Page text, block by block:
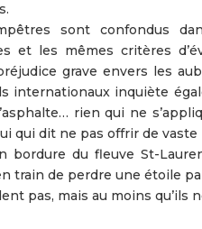
sont confondus
et les mêmes critères
grave envers les
internationaux inquiète
rien qui ne
qui dit ne pas offrir de
du fleuve St-
train de perdre une étoile
pas, mais au moins qu’ils